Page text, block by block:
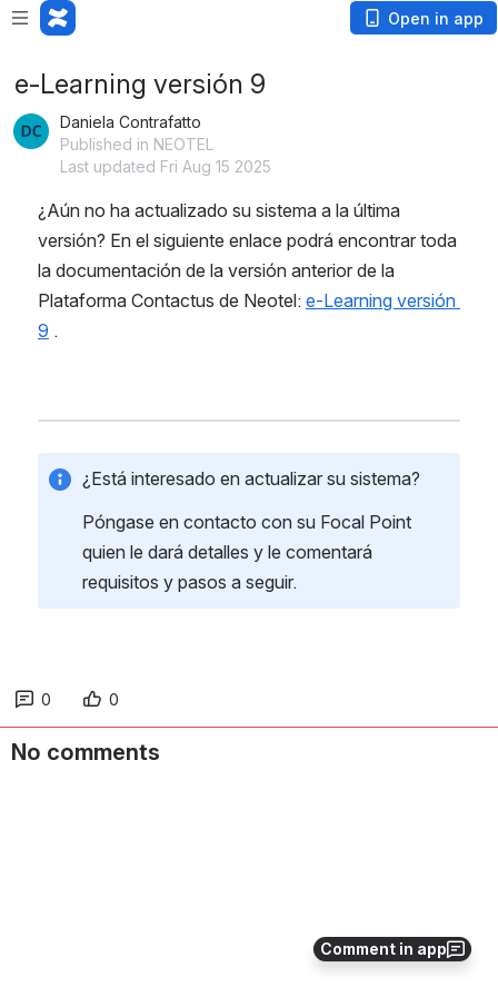
Open in app
Comment in app
e-Learning versión 9
Daniela Contrafatto
Published in NEOTEL
Last updated Fri Aug 15 2025
¿Aún no ha actualizado su sistema a la última
versión? En el siguiente enlace podrá encontrar toda
la documentación de la versión anterior de la
Plataforma Contactus de Neotel: e-Learning versión
9 .
¿Está interesado en actualizar su sistema?
Póngase en contacto con su Focal Point
quien le dará detalles y le comentará
requisitos y pasos a seguir.
0 0
No comments